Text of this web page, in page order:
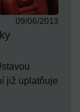
09/06/2013
již uplatňuje